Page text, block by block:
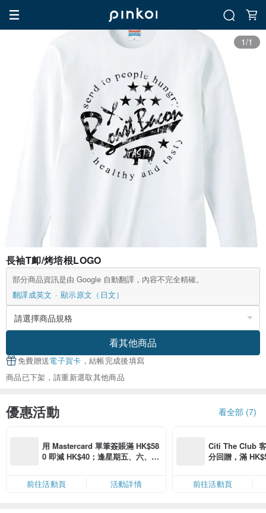
1/1
長袖T卹/烤培根LOGO
部分商品資訊是由 Google 自動翻譯，內容不完全精確。
翻譯成英文
顯示原文（日文）
看其他商品
免費贈送電子賀卡 ，結帳完成後填寫
商品已下架，請重新選取其他商品
優惠活動 看全部 (7)
用 Mastercard 單筆簽賬滿 HK$58
0 即減 HK$40；逢星期五、六、日
限，額滿即止，僅限「常用信用
卡」結帳）
前往活動頁 活動詳情
Citi The Club
分回贈，滿
前往活動頁